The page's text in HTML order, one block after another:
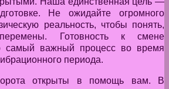
Не ожидайте огромного
реальность, чтобы понять,
Готовность к смене
самый важный процесс во время
периода.
открыты в помощь вам. В